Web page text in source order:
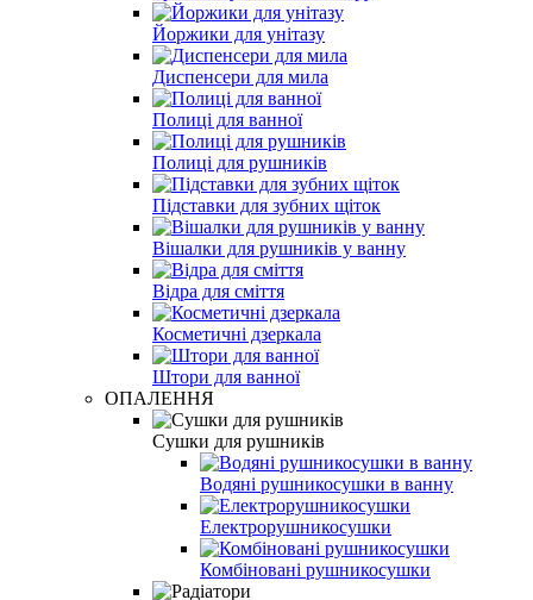
Йоржики для унітазу
Диспенсери для мила
Полиці для ванної
Полиці для рушників
Підставки для зубних щіток
Вішалки для рушників у ванну
Відра для сміття
Косметичні дзеркала
Штори для ванної
ОПАЛЕННЯ
Сушки для рушників
Водяні рушникосушки в ванну
Електрорушникосушки
Комбіновані рушникосушки